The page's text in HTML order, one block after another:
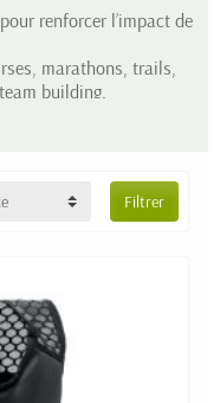
pour renforcer l’impact de
marathons, trails,
building.
Filtrer